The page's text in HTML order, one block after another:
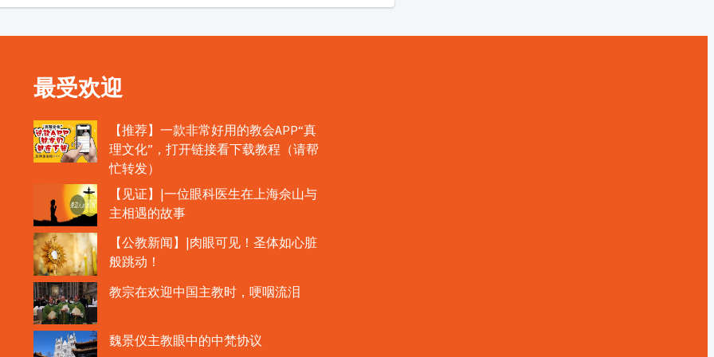
最受欢迎
【推荐】一款非常好用的教会APP“真
理文化”，打开链接看下载教程（请帮
忙转发）
【见证】|一位眼科医生在上海佘山与
主相遇的故事
【公教新闻】|肉眼可见！圣体如心脏
般跳动！
教宗在欢迎中国主教时，哽咽流泪
魏景仪主教眼中的中梵协议